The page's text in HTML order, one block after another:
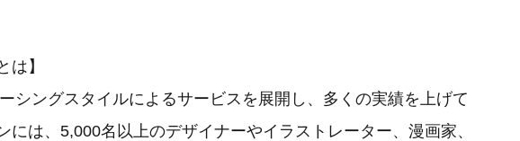
は】
シングスタイルによるサービスを展開し、多くの実績を上げて
には、5,000名以上のデザイナーやイラストレーター、漫画家、